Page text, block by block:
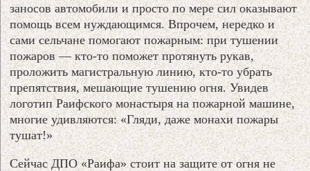
заносов автомобили и просто по мере сил оказывают
помощь всем нуждающимся. Впрочем, нередко и
сами сельчане помогают пожарным: при тушении
пожаров — кто-то поможет протянуть рукав,
проложить магистральную линию, кто-то убрать
препятствия, мешающие тушению огня. Увидев
логотип Раифского монастыря на пожарной машине,
многие удивляются: «Гляди, даже монахи пожары
тушат!»
Сейчас ДПО «Раифа» стоит на защите от огня не